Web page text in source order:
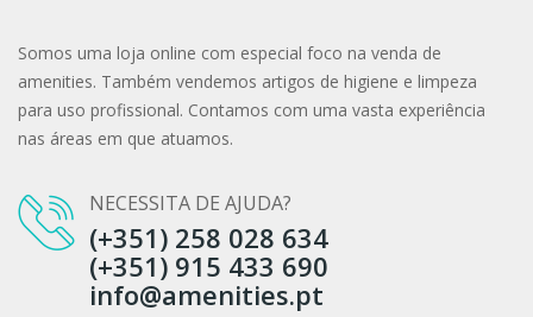
Somos uma loja online com especial foco na venda de
amenities. Também vendemos artigos de higiene e limpeza
para uso profissional. Contamos com uma vasta experiência
nas áreas em que atuamos.
NECESSITA DE AJUDA?
(+351) 258 028 634
(+351) 915 433 690
info@amenities.pt